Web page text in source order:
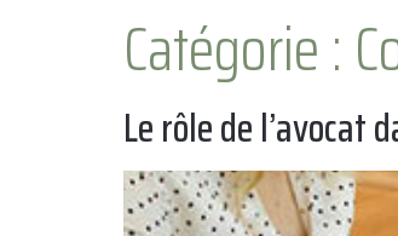
Catégorie :
Le rôle de l’avocat